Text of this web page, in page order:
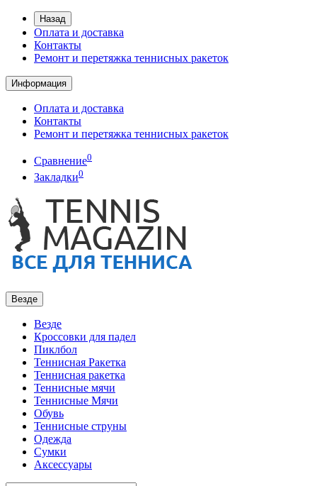
Назад
Оплата и доставка
Контакты
Ремонт и перетяжка теннисных ракеток
Информация
Оплата и доставка
Контакты
Ремонт и перетяжка теннисных ракеток
Сравнение0
Закладки0
Везде
Везде
Кроссовки для падел
Пиклбол
Теннисная Ракетка
Теннисная ракетка
Теннисные мячи
Теннисные Мячи
Обувь
Теннисные струны
Одежда
Сумки
Аксессуары